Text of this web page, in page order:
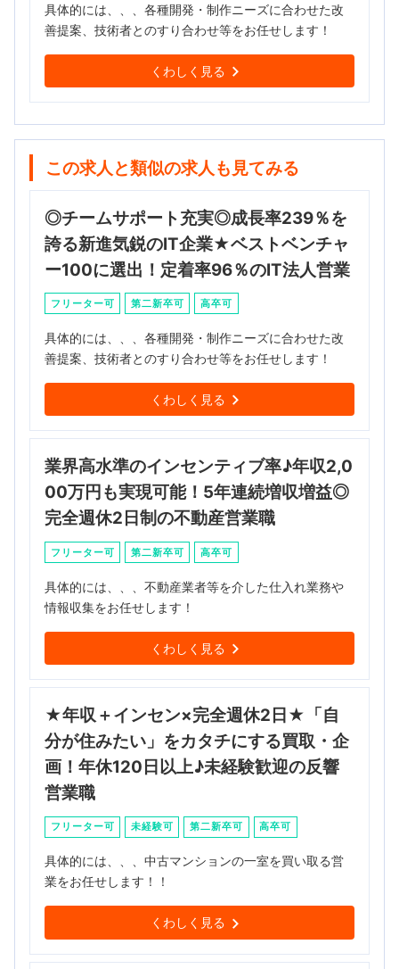
具体的には、、、各種開発・制作ニーズに合わせた改
善提案、技術者とのすり合わせ等をお任せします！
くわしく見る
この求人と類似の求人も見てみる
◎チームサポート充実◎成長率239％を
誇る新進気鋭のIT企業★ベストベンチャ
ー100に選出！定着率96％のIT法人営業
フリーター可 第二新卒可 高卒可
具体的には、、、各種開発・制作ニーズに合わせた改
善提案、技術者とのすり合わせ等をお任せします！
くわしく見る
業界高水準のインセンティブ率♪年収2,0
00万円も実現可能！5年連続増収増益◎
完全週休2日制の不動産営業職
フリーター可 第二新卒可 高卒可
具体的には、、、不動産業者等を介した仕入れ業務や
情報収集をお任せします！
くわしく見る
★年収＋インセン×完全週休2日★「自
分が住みたい」をカタチにする買取・企
画！年休120日以上♪未経験歓迎の反響
営業職
フリーター可 未経験可 第二新卒可 高卒可
具体的には、、、中古マンションの一室を買い取る営
業をお任せします！！
くわしく見る